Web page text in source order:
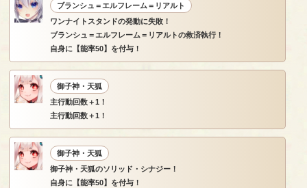
ブランシュ＝エルフレーム＝リアルト
ワンナイトスタンドの発動に失敗！
ブランシュ＝エルフレーム＝リアルトの救済執行！
自身に【能率50】を付与！
御子神・天狐
主行動回数＋1！
主行動回数＋1！
御子神・天狐
御子神・天狐のソリッド・シナジー！
自身に【能率50】を付与！